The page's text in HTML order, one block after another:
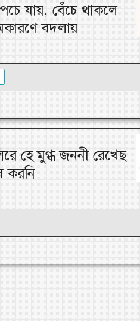
যায়, বেঁচে থাকলে
বদলায়
হে মুগ্ধ জননী রেখেছ
করনি